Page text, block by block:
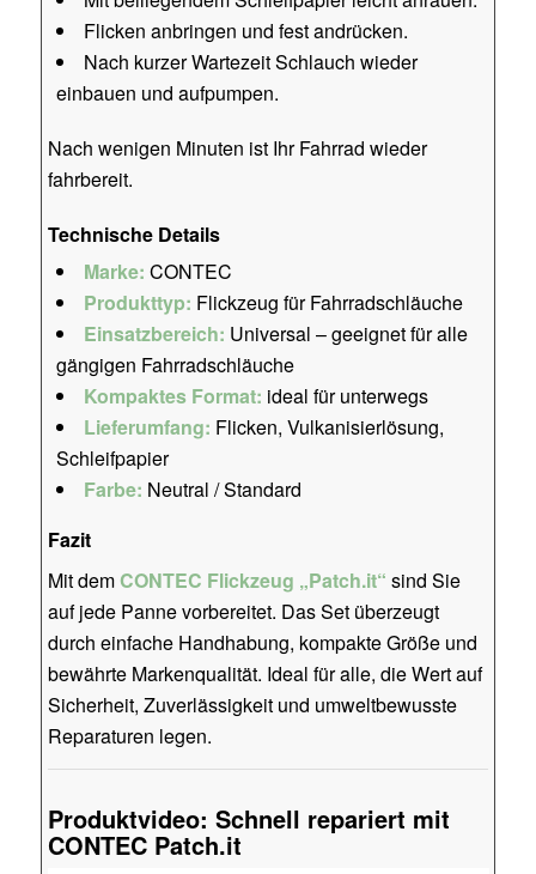
Flicken anbringen und fest andrücken.
Nach kurzer Wartezeit Schlauch wieder
einbauen und aufpumpen.
Nach wenigen Minuten ist Ihr Fahrrad wieder
fahrbereit.
Technische Details
Marke: CONTEC
Produkttyp: Flickzeug für Fahrradschläuche
Einsatzbereich: Universal – geeignet für alle
gängigen Fahrradschläuche
Kompaktes Format: ideal für unterwegs
Lieferumfang: Flicken, Vulkanisierlösung,
Schleifpapier
Farbe: Neutral / Standard
Fazit
Mit demCONTEC Flickzeug „Patch.it“ sind Sie
auf jede Panne vorbereitet. Das Set überzeugt
durch einfache Handhabung, kompakte Größe und
bewährte Markenqualität. Ideal für alle, die Wert auf
Sicherheit, Zuverlässigkeit und umweltbewusste
Reparaturen legen.
Produktvideo: Schnell repariert mit
CONTEC Patch.it